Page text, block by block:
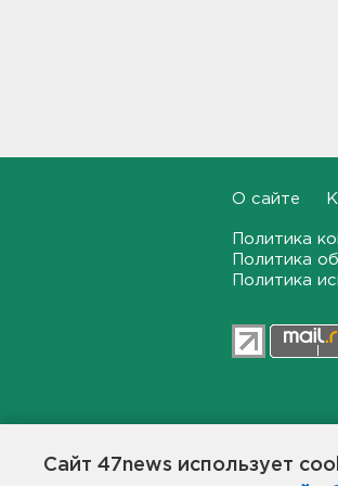
Сайт 47news использует
матрас с детьми в
Ленобласти стал
Фермеры в Ленобласти
О сайте
Политика
Политика
Политика
Создатели